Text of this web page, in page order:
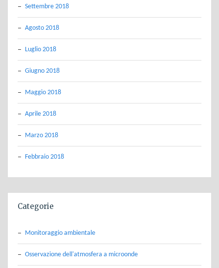
Settembre 2018
Agosto 2018
Luglio 2018
Giugno 2018
Maggio 2018
Aprile 2018
Marzo 2018
Febbraio 2018
Categorie
Monitoraggio ambientale
Osservazione dell'atmosfera a microonde